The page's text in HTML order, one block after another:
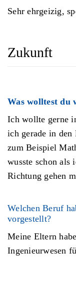
Sehr ehrgeizig,
Zukunft
Was wolltest du
Ich wollte gerne
ich gerade in den
zum Beispiel
wusste schon als
Richtung gehen
Welchen Beruf
vorgestellt?
Meine Eltern
Ingenieurwesen